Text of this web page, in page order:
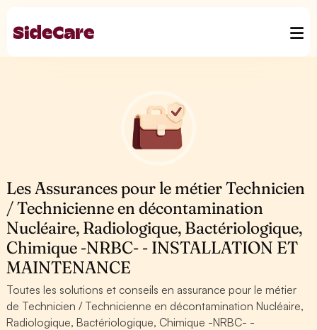
Les Assurances pour le métier Technicien
/ Technicienne en décontamination
Nucléaire, Radiologique, Bactériologique,
Chimique -NRBC- - INSTALLATION ET
MAINTENANCE
Toutes les solutions et conseils en assurance pour le métier
de Technicien / Technicienne en décontamination Nucléaire,
Radiologique, Bactériologique, Chimique -NRBC- -